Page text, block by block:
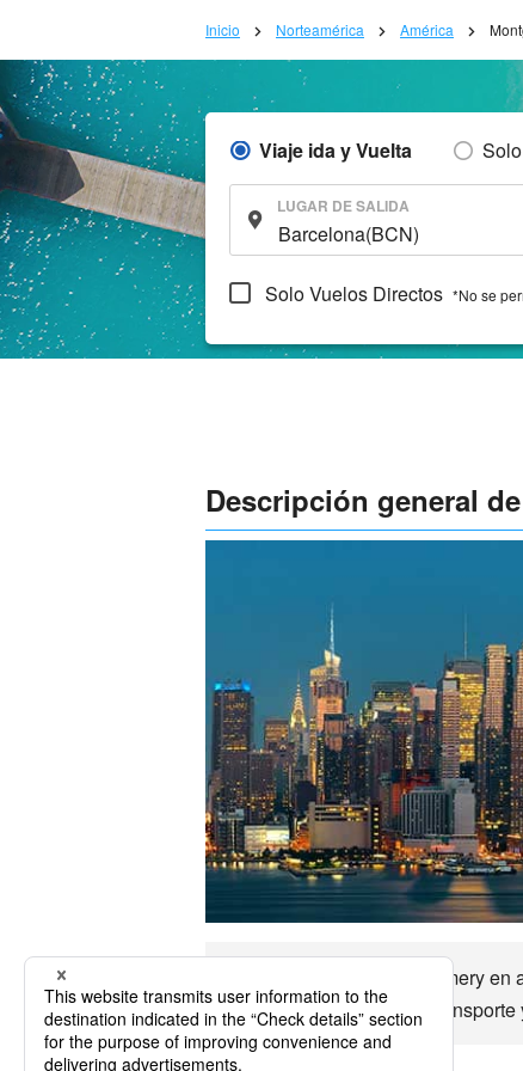
Inicio Norteamérica América
Viaje ida y Vuelta
LUGAR DE SALIDA
Solo Vuelos Directos *No se
Descripción general
Se puede llegar a Montgomery
principales opciones de